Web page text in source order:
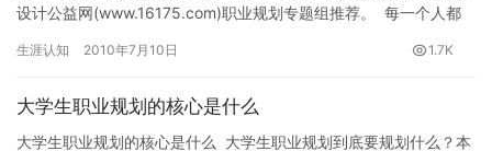
设计公益网(www.16175.com)职业规划专题组推荐。 每一个人都
生涯认知 2010年7月10日 1.7K
大学生职业规划的核心是什么
大学生职业规划的核心是什么 大学生职业规划到底要规划什么？本